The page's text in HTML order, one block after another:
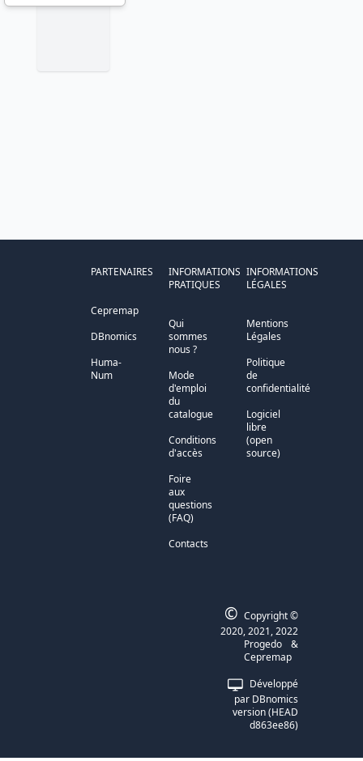
PARTENAIRES
Cepremap
DBnomics
Huma-
Num
INFORMATIONS
PRATIQUES
Qui
sommes
nous ?
Mode
d'emploi
du
catalogue
Conditions
d'accès
Foire
aux
questions
(FAQ)
Contacts
INFORMATIONS
LÉGALES
Mentions
Légales
Politique
de
confidentialité
Logiciel
libre
(open
source)
Développé
par DBnomics
version (HEAD
d863ee86)
© Copyright ©
2020, 2021, 2022
Progedo
&
Cepremap